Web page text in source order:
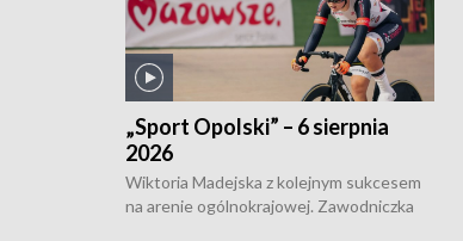
„Sport Opolski” – 6 sierpnia
2026
Wiktoria Madejska z kolejnym sukcesem
na arenie ogólnokrajowej. Zawodniczka